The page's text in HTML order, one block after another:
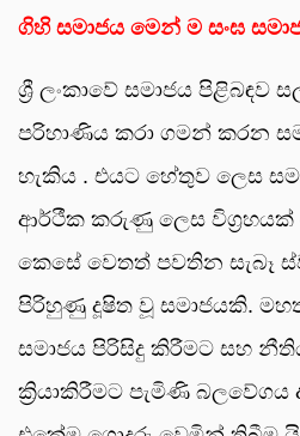
ගිහි සමාජය මෙන් ම සංඝ
ශ්‍රී ලංකාවේ සමාජය පිළිබඳව
පරිහාණිය කරා ගමන් කරන
හැකිය . එයට හේතුව ලෙස
ආර්ථීක කරුණු ලෙස විග්‍රහයක්
කෙසේ වෙතත් පවතින සැබෑ
පිරිහුණු දූෂිත වූ සමාජයකි.
සමාජය පිරිසිදු කිරීමට සහ
ක්‍රියාකිරීමට පැමිණි බලවේගය